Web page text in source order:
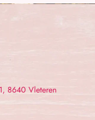
8640 Vleteren